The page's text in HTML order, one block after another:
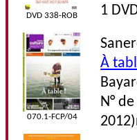
DVD 338-ROB
1
070.1-FCP/04
À
N°